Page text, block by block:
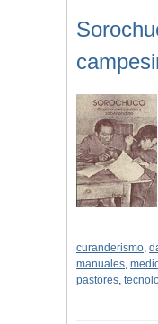
curanderismo,
manuales,
pastores,